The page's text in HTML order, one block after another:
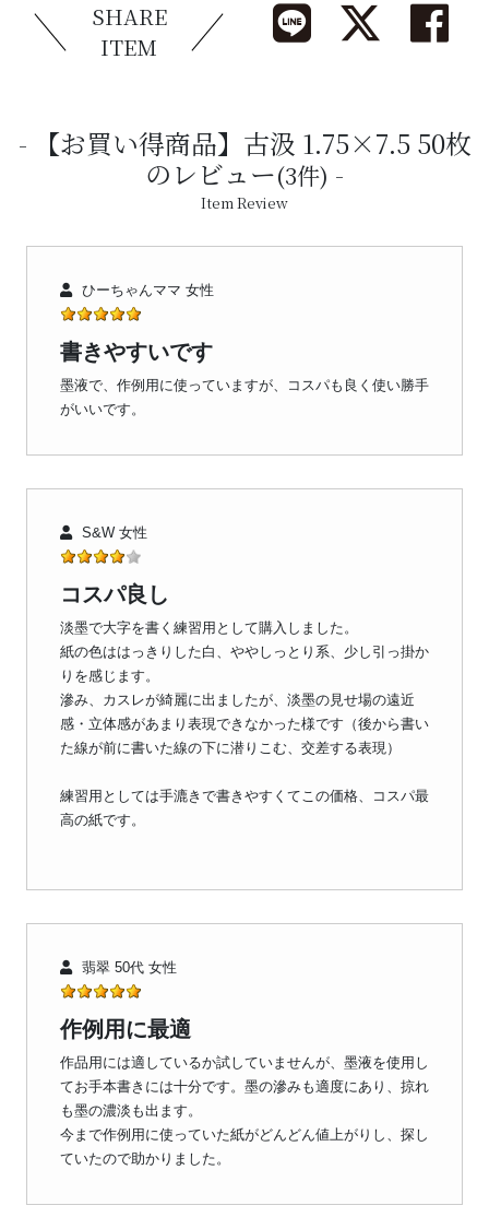
SHARE
ITEM
【お買い得商品】古汲 1.75×7.5 50枚
のレビュー(3件)
Item Review
ひーちゃんママ 女性
書きやすいです
墨液で、作例用に使っていますが、コスパも良く使い勝手
がいいです。
S&W 女性
コスパ良し
淡墨で大字を書く練習用として購入しました。
紙の色ははっきりした白、ややしっとり系、少し引っ掛か
りを感じます。
滲み、カスレが綺麗に出ましたが、淡墨の見せ場の遠近
感・立体感があまり表現できなかった様です（後から書い
た線が前に書いた線の下に潜りこむ、交差する表現）
練習用としては手漉きで書きやすくてこの価格、コスパ最
高の紙です。
翡翠 50代 女性
作例用に最適
作品用には適しているか試していませんが、墨液を使用し
てお手本書きには十分です。墨の滲みも適度にあり、掠れ
も墨の濃淡も出ます。
今まで作例用に使っていた紙がどんどん値上がりし、探し
ていたので助かりました。